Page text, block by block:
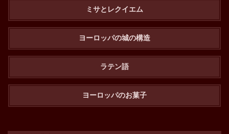
ミサとレクイエム
ヨーロッパの城の構造
ラテン語
ヨーロッパのお菓子